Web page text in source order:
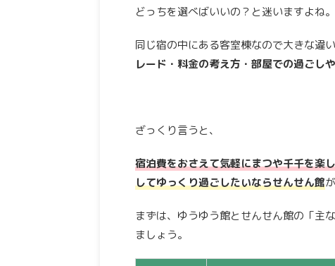
どっちを選べばいいの？と迷いますよね。
同じ宿の中にある客室棟なので大きな違
レード・料金の考え方・部屋での過ごし
ざっくり言うと、
宿泊費をおさえて気軽にまつや千千を楽
してゆっくり過ごしたいならせんせん館
まずは、ゆうゆう館とせんせん館の「主
ましょう。